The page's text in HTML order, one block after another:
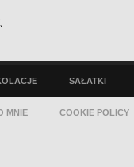
.
SAŁATKI
MNIE COOKIE POLICY